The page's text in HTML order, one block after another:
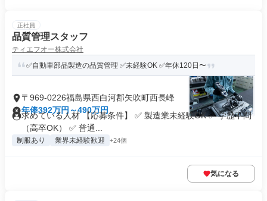
正社員
品質管理スタッフ
ティエフオー株式会社
✅自動車部品製造の品質管理 ✅未経験OK ✅年休120日〜
〒969-0226福島県西白河郡矢吹町西長峰
年俸392万円～490万円
求めている人材 【応募条件】 ✅ 製造業未経験OK ✅ 学歴不問
（高卒OK） ✅ 普通...
制服あり 業界未経験歓迎 +24個
気になる